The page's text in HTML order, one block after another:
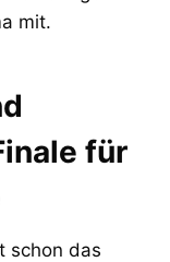
mit.
für
schon das